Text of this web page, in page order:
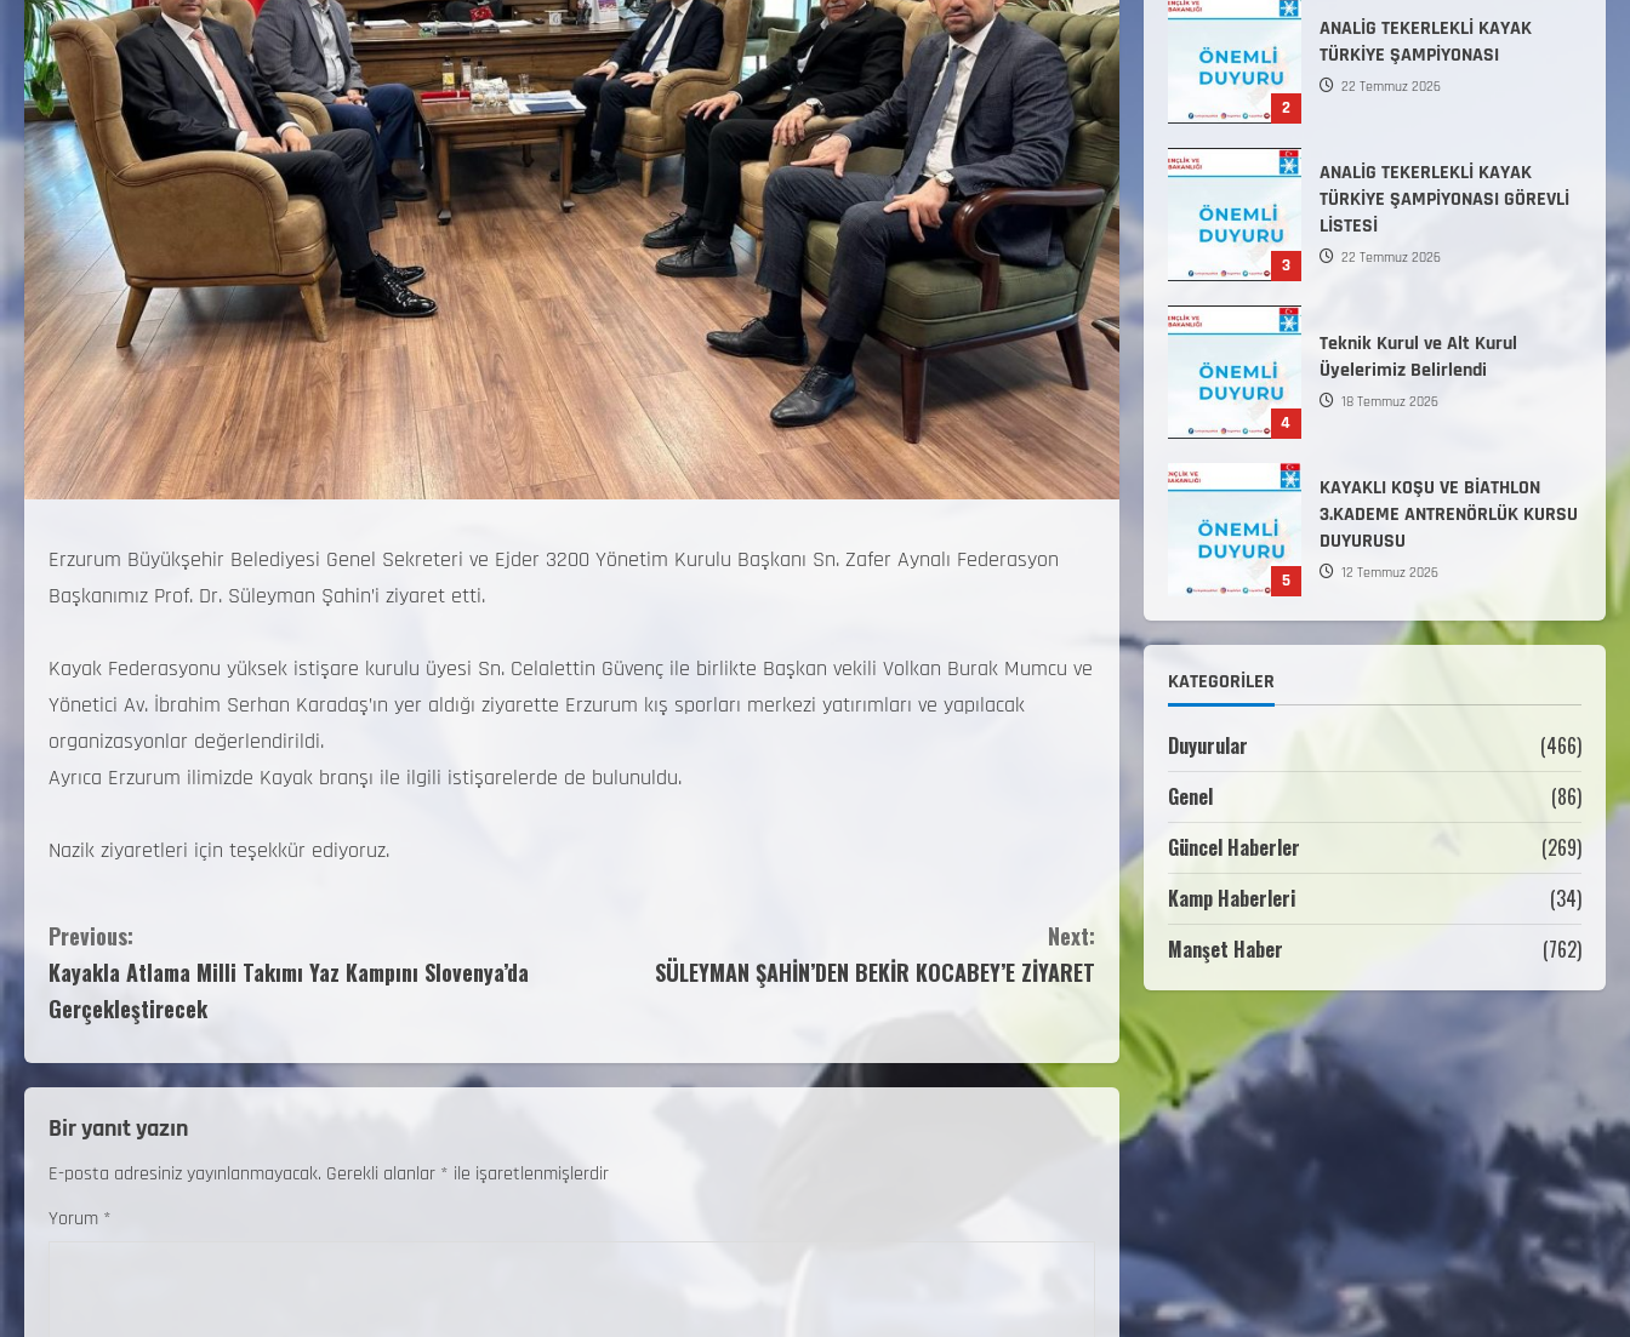
Erzurum Büyükşehir Belediyesi Genel Sekreteri ve Ejder 3200 Yönetim Kurulu Başkanı Sn. Zafer Aynalı Federasyon
Başkanımız Prof. Dr. Süleyman Şahin’i ziyaret etti.
Kayak Federasyonu yüksek istişare kurulu üyesi Sn. Celalettin Güvenç ile birlikte Başkan vekili Volkan Burak Mumcu ve
Yönetici Av. İbrahim Serhan Karadaş’ın yer aldığı ziyarette Erzurum kış sporları merkezi yatırımları ve yapılacak
organizasyonlar değerlendirildi.
Ayrıca Erzurum ilimizde Kayak branşı ile ilgili istişarelerde de bulunuldu.
Nazik ziyaretleri için teşekkür ediyoruz.
Previous:
Kayakla Atlama Milli Takımı Yaz Kampını Slovenya’da
Gerçekleştirecek
Next:
SÜLEYMAN ŞAHİN’DEN BEKİR KOCABEY’E ZİYARET
Bir yanıt yazın
E-posta adresiniz yayınlanmayacak. Gerekli alanlar * ile işaretlenmişlerdir
Yorum *
3
ANALİG TEKERLEKLİ KAYAK
TÜRKİYE ŞAMPİYONASI GÖREVLİ
LİSTESİ
4
Teknik Kurul ve Alt Kurul
Üyelerimiz Belirlendi
5
KAYAKLI KOŞU VE BİATHLON
3.KADEME ANTRENÖRLÜK KURSU
DUYURUSU
1
Millî Savunma Bakanlığı Kara,
Deniz ve Hava Kuvvetleri
Komutanlıklarına 2026 Yılı
Sözleşmeli Er Temini Başvuruları
31 Temmuz 2026
3
TÜRKİYE ŞAMPİYONASI GÖREVLİ
Üyelerimiz Belirlendi
KAYAKLI KOŞU VE BİATHLON
3.KADEME ANTRENÖRLÜK KURSU
KATEGORILER
Duyurular
(466)
Genel
(86)
Güncel Haberler
(269)
Kamp Haberleri
(34)
Manşet Haber
(762)